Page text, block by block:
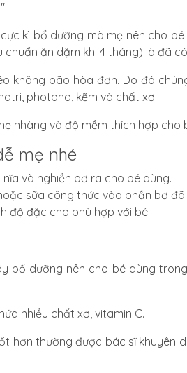
kì bổ dưỡng mà mẹ nên cho
chuẩn ăn dặm khi 4 tháng) là đã
không bão hòa đơn. Do đó
photpho, kẽm và chất xơ.
nhàng và độ mềm thích hợp cho
mẹ nhé
nĩa và nghiền bơ ra cho bé dùng.
sữa công thức vào phần bơ đã
độ đặc cho phù hợp với bé.
bổ dưỡng nên cho bé dùng
nhiều chất xơ, vitamin C.
hơn thường được bác sĩ khuyên